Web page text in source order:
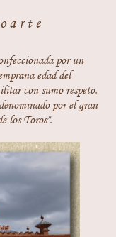
por un
edad del
con sumo respeto,
por el gran
los Toros".